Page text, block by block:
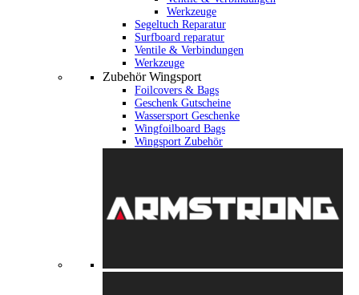
Werkzeuge
Segeltuch Reparatur
Surfboard reparatur
Ventile & Verbindungen
Werkzeuge
Zubehör Wingsport
Foilcovers & Bags
Geschenk Gutscheine
Wassersport Geschenke
Wingfoilboard Bags
Wingsport Zubehör